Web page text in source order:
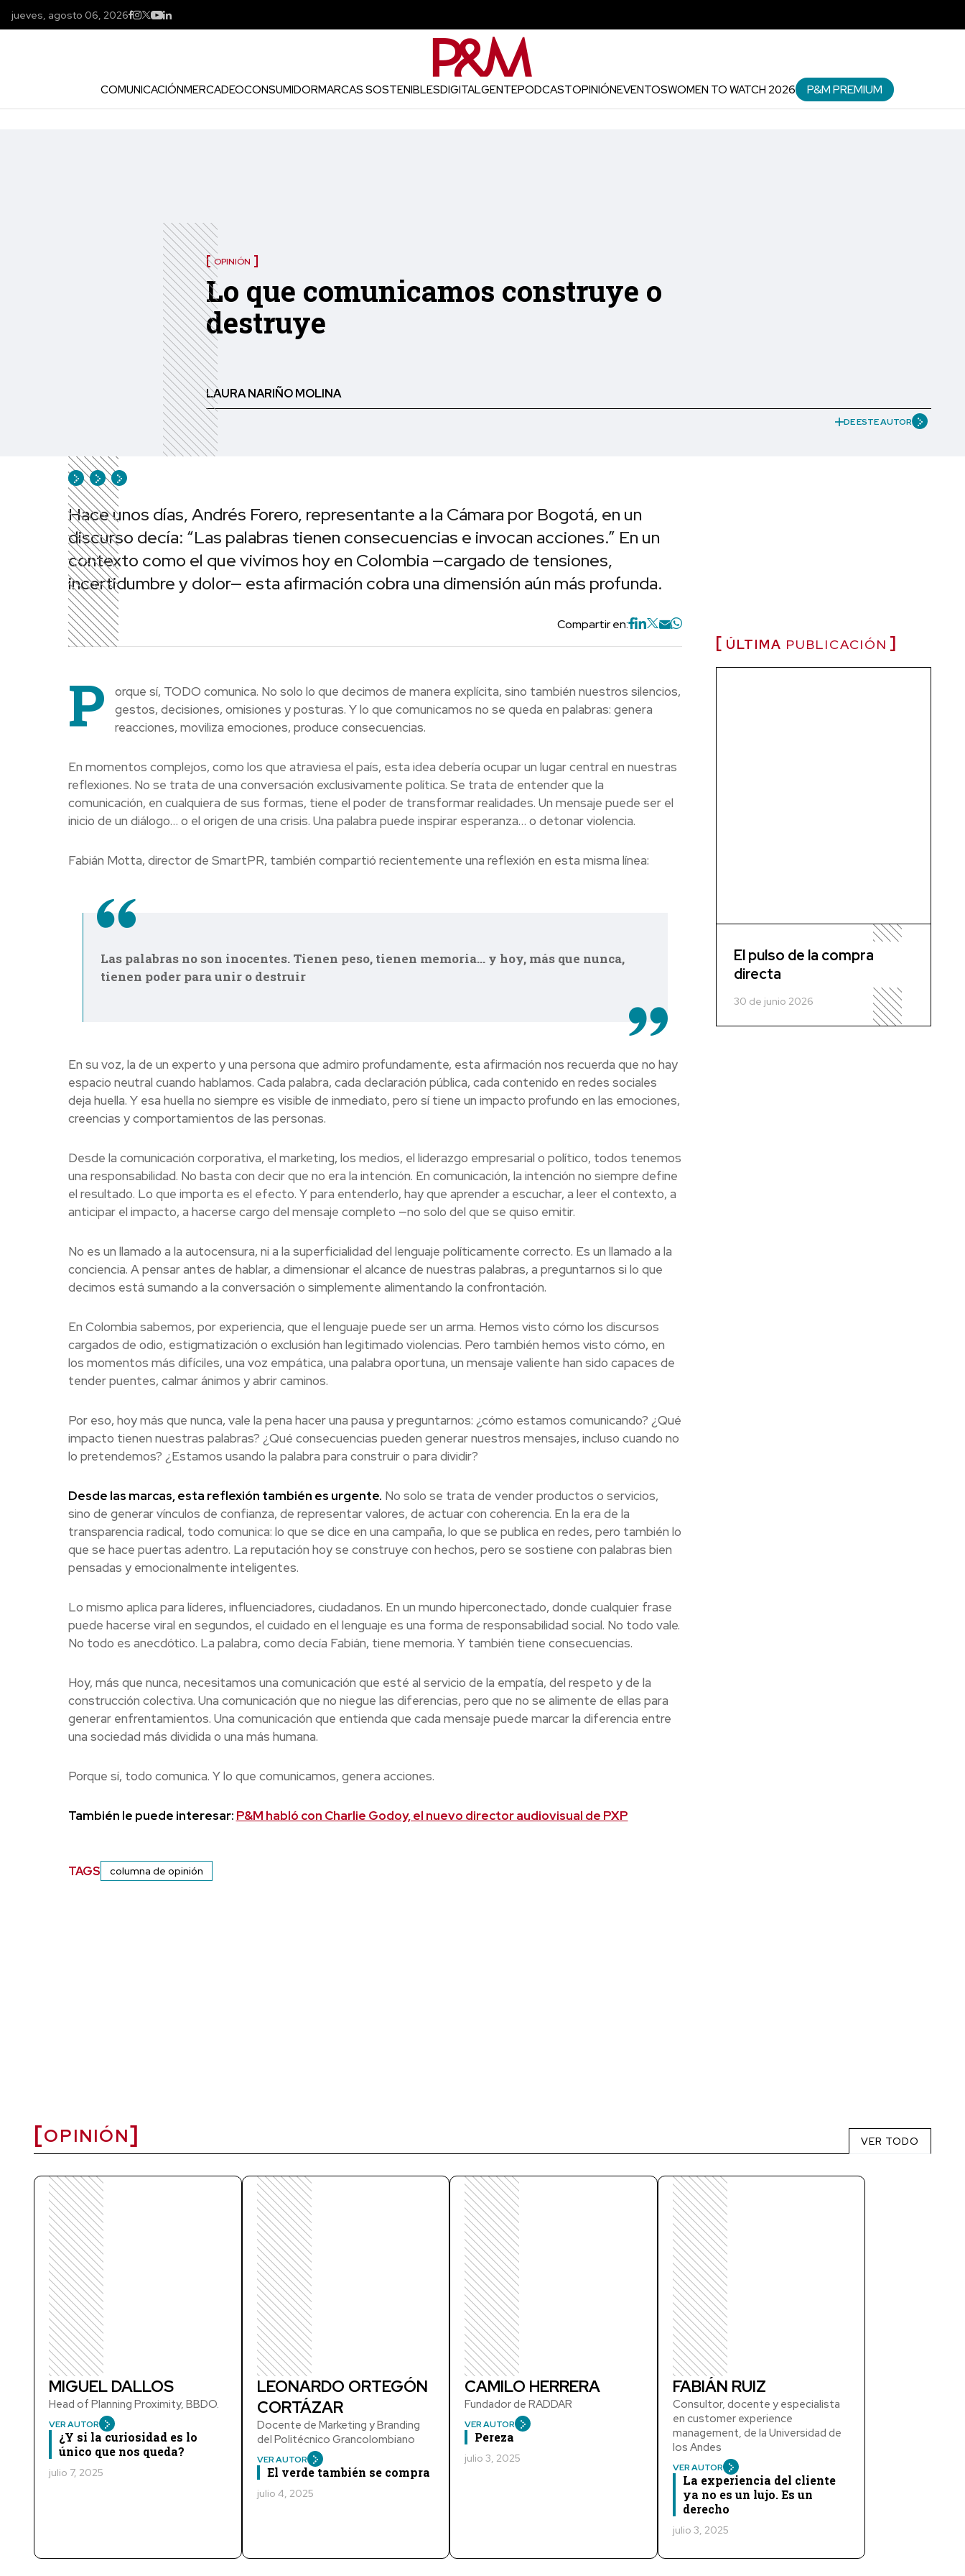
jueves, agosto 06, 2026
COMUNICACIÓNMERCADEOCONSUMIDORMARCAS SOSTENIBLESDIGITALGENTEPODCASTOPINIÓNEVENTOSWOMEN TO WATCH 2026 P&M PREMIUM
OPINIÓN
Lo que comunicamos construye o
destruye
LAURA NARIÑO MOLINA
DE ESTE AUTOR
Hace unos días, Andrés Forero, representante a la Cámara por Bogotá, en un
discurso decía: “Las palabras tienen consecuencias e invocan acciones.” En un
contexto como el que vivimos hoy en Colombia —cargado de tensiones,
incertidumbre y dolor— esta afirmación cobra una dimensión aún más profunda.
Compartir en:
P
orque sí, TODO comunica. No solo lo que decimos de manera explícita, sino también nuestros silencios,
gestos, decisiones, omisiones y posturas. Y lo que comunicamos no se queda en palabras: genera
reacciones, moviliza emociones, produce consecuencias.
En momentos complejos, como los que atraviesa el país, esta idea debería ocupar un lugar central en nuestras
reflexiones. No se trata de una conversación exclusivamente política. Se trata de entender que la
comunicación, en cualquiera de sus formas, tiene el poder de transformar realidades. Un mensaje puede ser el
inicio de un diálogo… o el origen de una crisis. Una palabra puede inspirar esperanza… o detonar violencia.
Fabián Motta, director de SmartPR, también compartió recientemente una reflexión en esta misma línea:
Las palabras no son inocentes. Tienen peso, tienen memoria… y hoy, más que nunca,
tienen poder para unir o destruir
En su voz, la de un experto y una persona que admiro profundamente, esta afirmación nos recuerda que no hay
espacio neutral cuando hablamos. Cada palabra, cada declaración pública, cada contenido en redes sociales
deja huella. Y esa huella no siempre es visible de inmediato, pero sí tiene un impacto profundo en las emociones,
creencias y comportamientos de las personas.
Desde la comunicación corporativa, el marketing, los medios, el liderazgo empresarial o político, todos tenemos
una responsabilidad. No basta con decir que no era la intención. En comunicación, la intención no siempre define
el resultado. Lo que importa es el efecto. Y para entenderlo, hay que aprender a escuchar, a leer el contexto, a
anticipar el impacto, a hacerse cargo del mensaje completo —no solo del que se quiso emitir.
No es un llamado a la autocensura, ni a la superficialidad del lenguaje políticamente correcto. Es un llamado a la
conciencia. A pensar antes de hablar, a dimensionar el alcance de nuestras palabras, a preguntarnos si lo que
decimos está sumando a la conversación o simplemente alimentando la confrontación.
En Colombia sabemos, por experiencia, que el lenguaje puede ser un arma. Hemos visto cómo los discursos
cargados de odio, estigmatización o exclusión han legitimado violencias. Pero también hemos visto cómo, en
los momentos más difíciles, una voz empática, una palabra oportuna, un mensaje valiente han sido capaces de
tender puentes, calmar ánimos y abrir caminos.
Por eso, hoy más que nunca, vale la pena hacer una pausa y preguntarnos: ¿cómo estamos comunicando? ¿Qué
impacto tienen nuestras palabras? ¿Qué consecuencias pueden generar nuestros mensajes, incluso cuando no
lo pretendemos? ¿Estamos usando la palabra para construir o para dividir?
Desde las marcas, esta reflexión también es urgente. No solo se trata de vender productos o servicios,
sino de generar vínculos de confianza, de representar valores, de actuar con coherencia. En la era de la
transparencia radical, todo comunica: lo que se dice en una campaña, lo que se publica en redes, pero también lo
que se hace puertas adentro. La reputación hoy se construye con hechos, pero se sostiene con palabras bien
pensadas y emocionalmente inteligentes.
Lo mismo aplica para líderes, influenciadores, ciudadanos. En un mundo hiperconectado, donde cualquier frase
puede hacerse viral en segundos, el cuidado en el lenguaje es una forma de responsabilidad social. No todo vale.
No todo es anecdótico. La palabra, como decía Fabián, tiene memoria. Y también tiene consecuencias.
Hoy, más que nunca, necesitamos una comunicación que esté al servicio de la empatía, del respeto y de la
construcción colectiva. Una comunicación que no niegue las diferencias, pero que no se alimente de ellas para
generar enfrentamientos. Una comunicación que entienda que cada mensaje puede marcar la diferencia entre
una sociedad más dividida o una más humana.
Porque sí, todo comunica. Y lo que comunicamos, genera acciones.
También le puede interesar: P&M habló con Charlie Godoy, el nuevo director audiovisual de PXP
TAGS columna de opinión
ÚLTIMA PUBLICACIÓN
El pulso de la compra
directa
30 de junio 2026
OPINIÓN VER TODO
MIGUEL DALLOS
Head of Planning Proximity, BBDO.
VER AUTOR
¿Y si la curiosidad es lo
único que nos queda?
julio 7, 2025
LEONARDO ORTEGÓN
CORTÁZAR
Docente de Marketing y Branding
del Politécnico Grancolombiano
VER AUTOR
El verde también se compra
julio 4, 2025
CAMILO HERRERA
Fundador de RADDAR
VER AUTOR
Pereza
julio 3, 2025
FABIÁN RUIZ
Consultor, docente y especialista
en customer experience
management, de la Universidad de
los Andes
VER AUTOR
La experiencia del cliente
ya no es un lujo. Es un
derecho
julio 3, 2025